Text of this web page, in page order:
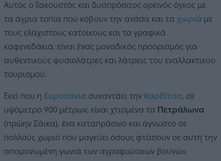
Αυτός ο ξακουστός και δυσπρόσιτος ορεινός όγκος με
τα άγρια τοπία που κόβουν την ανάσα και τα χωριά με
τους ελάχιστους κατοίκους και τα γραφικά
καφενεδάκια, είναι ένας μοναδικός προορισμός για
αυθεντικούς φυσιολάτρες και λάτρεις του εναλλακτικού
τουρισμού.
Εκεί που η Ευρυτανία συναντάει την Καρδίτσα, σε
υψόμετρο 900 μέτρων, είναι χτισμένα τα Πετράλωνα
(πρώην Σάικα), ένα καταπράσινο και άγνωστο σε
πολλούς χωριό που μαγεύει όσους φτάσουν σε αυτή την
απομονωμένη γωνιά των αγραφιώτικων βουνών.